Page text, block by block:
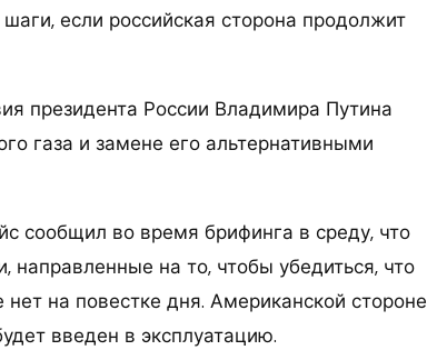
если российская сторона продолжит
президента России Владимира Путина
газа и замене его альтернативными
сообщил во время брифинга в среду, что
направленные на то, чтобы убедиться, что
на повестке дня. Американской стороне
введен в эксплуатацию.